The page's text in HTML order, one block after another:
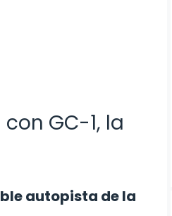
GC-1, la
autopista de la